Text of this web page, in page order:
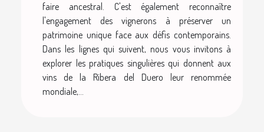
faire ancestral. C'est également reconnaître
l'engagement des vignerons à préserver un
patrimoine unique face aux défis contemporains.
Dans les lignes qui suivent, nous vous invitons à
explorer les pratiques singulières qui donnent aux
vins de la Ribera del Duero leur renommée
mondiale,...